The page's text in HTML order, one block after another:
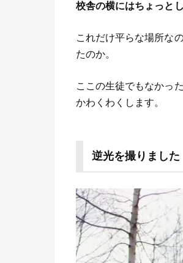
校舎の横にはちょっと
これだけ平らな場所な
たのか。
ここの生徒でもなかっ
かわくわくします。
逆光を撮りました